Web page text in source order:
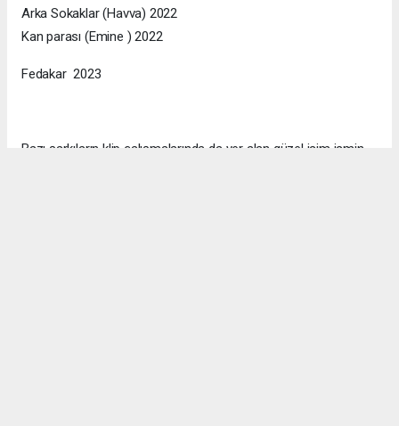
Arka Sokaklar (Havva) 2022
Kan parası (Emine ) 2022
Fedakar 2023
Bazı şarkıların klip çalışmalarında da yer alan güzel isim ismin